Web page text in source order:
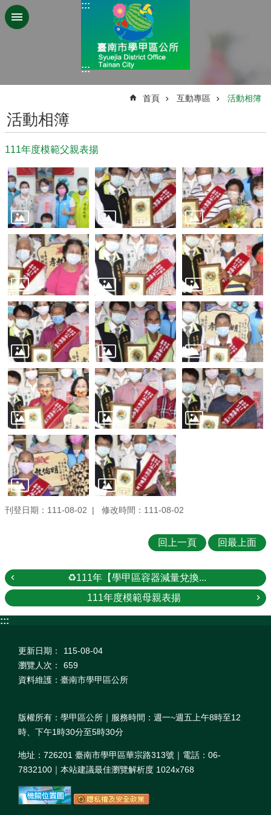
跳到主要內容區塊
:::
:::
首頁 互動專區 活動相簿
活動相簿
111年度模範父親表揚
刊登日期：111-08-02 修改時間：111-08-02
回上一頁 回最上面
♻111年【學甲區容器減量兌換...
111年度模範母親表揚
:::
更新日期：
115-08-04
瀏覽人次：
659
資料維護：臺南市學甲區公所
版權所有：學甲區公所｜服務時間：週一~週五上午8時至12
時、下午1時30分至5時30分
地址：726201 臺南市學甲區華宗路313號｜電話：06-
7832100｜本站建議最佳瀏覽解析度 1024x768